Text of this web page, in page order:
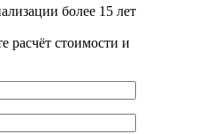
более 15 лет
расчёт стоимости и